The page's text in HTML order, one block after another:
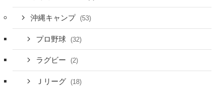
沖縄キャンプ (53)
プロ野球 (32)
ラグビー (2)
Ｊリーグ (18)